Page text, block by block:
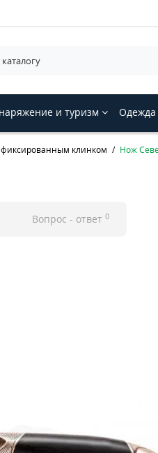
и туризм Одежда
клинком Нож
Вопрос - ответ 0